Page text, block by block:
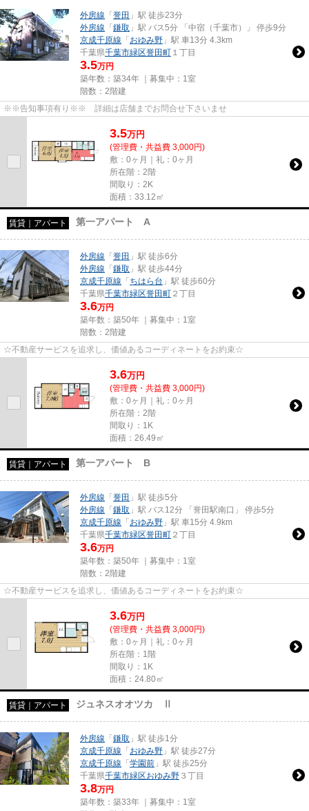
外房線 「 誉田 」駅 徒歩23分
外房線 「 鎌取 」駅 バス5分 「中宿（千葉市）」 停歩9分
京成千原線 「 おゆみ野 」駅 車13分 4.3km
千葉県千葉市緑区誉田町 １丁目
3.5万円
築年数：築34年 ｜募集中： 1室
階数：2階建
※※告知事項有り※※ 詳細は店舗までお問合せ下さいませ
3.5万円
(管理費・共益費 3,000円)
敷：0ヶ月｜礼：0ヶ月
所在階：2階
間取り：2K
面積：33.12㎡
賃貸｜アパート 第一アパート A
外房線 「 誉田 」駅 徒歩6分
外房線 「 鎌取 」駅 徒歩44分
京成千原線 「 ちはら台 」駅 徒歩60分
千葉県千葉市緑区誉田町 ２丁目
3.6万円
築年数：築50年 ｜募集中： 1室
階数：2階建
☆不動産サービスを追求し、価値あるコーディネートをお約束☆
3.6万円
(管理費・共益費 3,000円)
敷：0ヶ月｜礼：0ヶ月
所在階：2階
間取り：1K
面積：26.49㎡
賃貸｜アパート 第一アパート B
外房線 「 誉田 」駅 徒歩5分
外房線 「 鎌取 」駅 バス12分 「誉田駅南口」 停歩5分
京成千原線 「 おゆみ野 」駅 車15分 4.9km
千葉県千葉市緑区誉田町 ２丁目
3.6万円
築年数：築50年 ｜募集中： 1室
階数：2階建
☆不動産サービスを追求し、価値あるコーディネートをお約束☆
3.6万円
(管理費・共益費 3,000円)
敷：0ヶ月｜礼：0ヶ月
所在階：1階
間取り：1K
面積：24.80㎡
賃貸｜アパート ジュネスオオツカ Ⅱ
外房線 「 鎌取 」駅 徒歩1分
京成千原線 「 おゆみ野 」駅 徒歩27分
京成千原線 「 学園前 」駅 徒歩25分
千葉県千葉市緑区おゆみ野 ３丁目
3.8万円
築年数：築33年 ｜募集中： 1室